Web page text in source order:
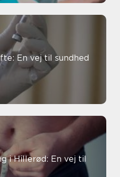
En vej til sundhed
i Hillerød: En vej til